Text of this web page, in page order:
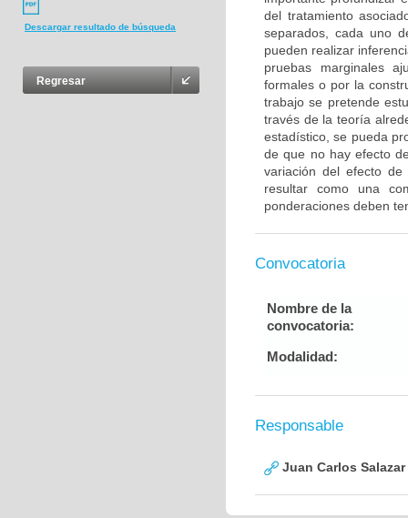
Descargar resultado de búsqueda
Regresar
del tratamiento
separados, cada uno
pueden realizar
pruebas marginales
formales o por la
trabajo se pretende
través de la teoría
estadístico, se pueda
de que no hay efecto
variación del efecto
resultar como una
ponderaciones deben
Convocatoria
Nombre de la
convocatoria:
Modalidad:
Responsable
Juan Carlos